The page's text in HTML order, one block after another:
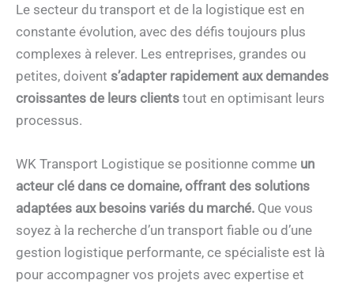
Le secteur du transport et de la logistique est en
constante évolution, avec des défis toujours plus
complexes à relever. Les entreprises, grandes ou
petites, doivent s’adapter rapidement aux demandes
croissantes de leurs clients tout en optimisant leurs
processus.
WK Transport Logistique se positionne comme un
acteur clé dans ce domaine, offrant des solutions
adaptées aux besoins variés du marché. Que vous
soyez à la recherche d’un transport fiable ou d’une
gestion logistique performante, ce spécialiste est là
pour accompagner vos projets avec expertise et